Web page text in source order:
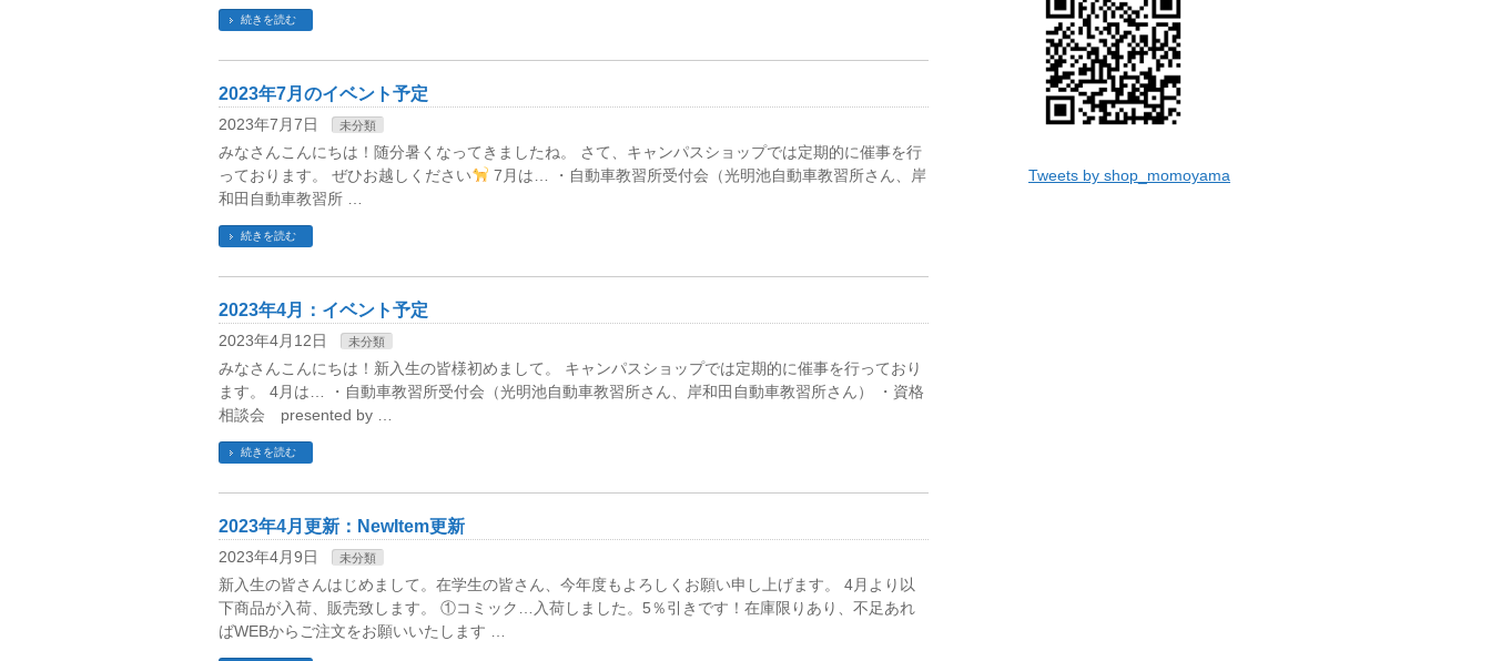
続きを読む
2023年7月のイベント予定
2023年7月7日 未分類
みなさんこんにちは！随分暑くなってきましたね。 さて、キャンパスショップでは定期的に催事を行
っております。 ぜひお越しください
7月は… ・自動車教習所受付会（光明池自動車教習所さん、岸
和田自動車教習所 …
続きを読む
2023年4月：イベント予定
2023年4月12日 未分類
みなさんこんにちは！新入生の皆様初めまして。 キャンパスショップでは定期的に催事を行っており
ます。 4月は… ・自動車教習所受付会（光明池自動車教習所さん、岸和田自動車教習所さん） ・資格
相談会 presented by …
続きを読む
2023年4月更新：NewItem更新
2023年4月9日 未分類
新入生の皆さんはじめまして。在学生の皆さん、今年度もよろしくお願い申し上げます。 4月より以
下商品が入荷、販売致します。 ①コミック…入荷しました。5％引きです！在庫限りあり、不足あれ
ばWEBからご注文をお願いいたします …
Tweets by shop_momoyama